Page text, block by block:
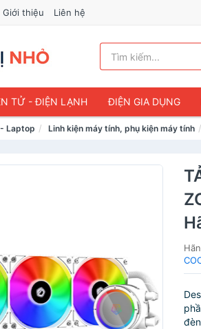
Giới thiệu Liên hệ
TỬ - ĐIỆN LẠNH ĐIỆN GIA DỤNG
Laptop Linh kiện máy tính, phụ kiện máy tính